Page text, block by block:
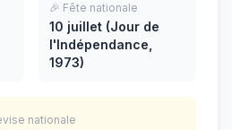
🎉 Fête nationale
10 juillet (Jour de
l'Indépendance,
1973)
nationale